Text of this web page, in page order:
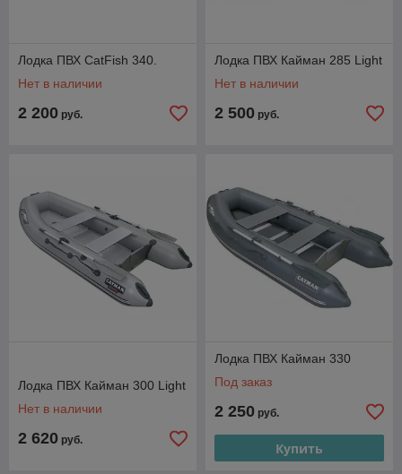
Лодка ПВХ CatFish 340.
Нет в наличии
2 200 руб.
Лодка ПВХ Кайман 285 Light
Нет в наличии
2 500 руб.
Лодка ПВХ Кайман 300 Light
Нет в наличии
2 620 руб.
Лодка ПВХ Кайман 330
Под заказ
2 250 руб.
Купить